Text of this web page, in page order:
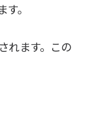
。
れます。この